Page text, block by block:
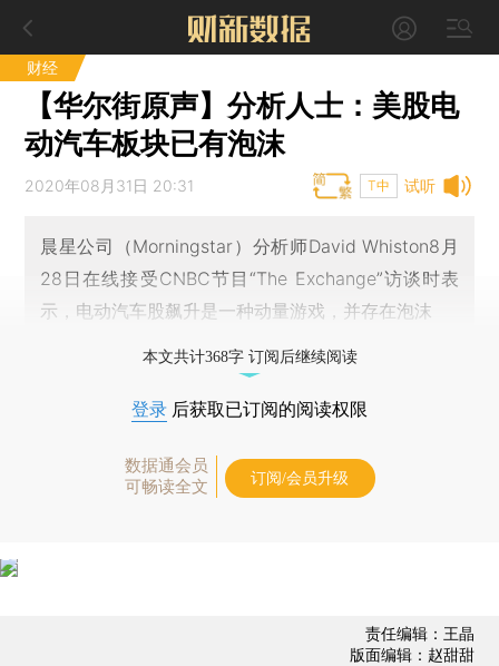
财经
【华尔街原声】分析人士：美股电
动汽车板块已有泡沫
试听
2020年08月31日 20:31 T中
晨星公司（Morningstar）分析师David Whiston8月
28日在线接受CNBC节目“The Exchange”访谈时表
示，电动汽车股飙升是一种动量游戏，并存在泡沫
本文共计368字 订阅后继续阅读
登录 后获取已订阅的阅读权限
数据通会员
可畅读全文
订阅/会员升级
责任编辑：王晶
版面编辑：赵甜甜